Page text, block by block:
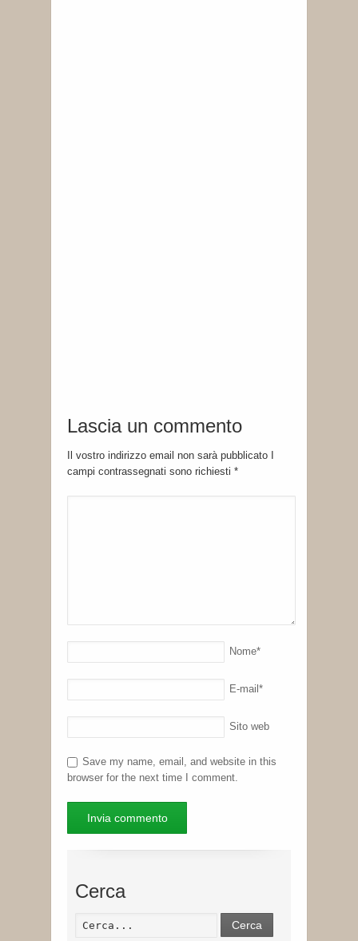
Lascia un commento
Il vostro indirizzo email non sarà pubblicato I
campi contrassegnati sono richiesti *
Nome*
E-mail *
Sito web
Save my name, email, and website in this
browser for the next time I comment.
Cerca
Cerca